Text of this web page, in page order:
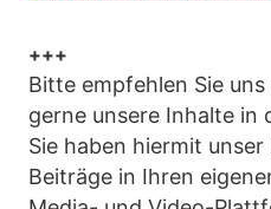
+++
Bitte empfehlen Sie
gerne unsere Inhalte in
Sie haben hiermit
Beiträge in Ihren